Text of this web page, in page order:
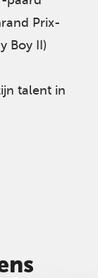
Prix-
Boy II)
talent in